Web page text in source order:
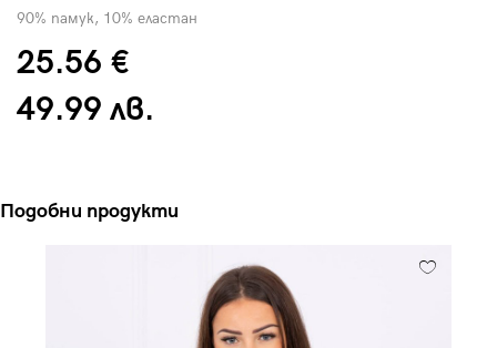
90% памук, 10% еластан
25.56 €
49.99 лв.
Подобни продукти